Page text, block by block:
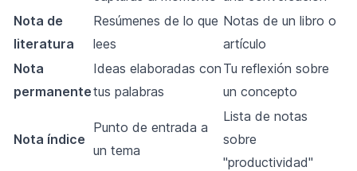
Nota de
literatura
Resúmenes de lo que
lees
Notas de un libro o
artículo
Nota
permanente
Ideas elaboradas con
tus palabras
Tu reflexión sobre
un concepto
Nota índice
Punto de entrada a
un tema
Lista de notas
sobre
"productividad"